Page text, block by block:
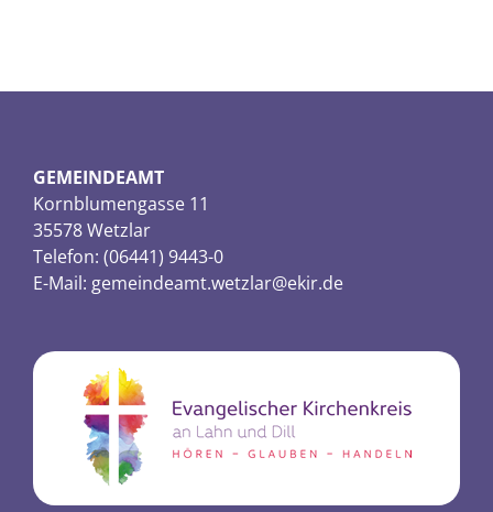
GEMEINDEAMT
Kornblumengasse 11
35578 Wetzlar
Telefon: (06441) 9443-0
E-Mail: gemeindeamt.wetzlar@ekir.de